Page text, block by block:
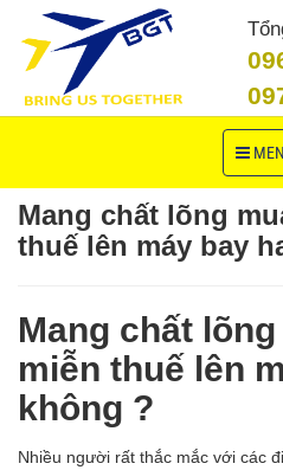
Toggle
Mang chất lõng
thuế lên máy bay
Mang chất
miễn thuế lên
không ?
Nhiều người rất thắc mắc với các